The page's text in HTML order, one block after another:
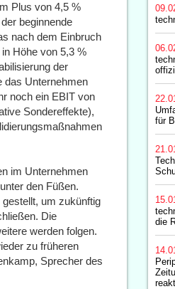
Plus von 4,5 %
beginnende
nach dem Einbruch
Höhe von 5,3 %
der
das Unternehmen
noch ein EBIT von
Sondereffekte),
im Unternehmen
den Füßen.
um zukünftig
Die
werden folgen.
zu früheren
Sprecher des
für
die